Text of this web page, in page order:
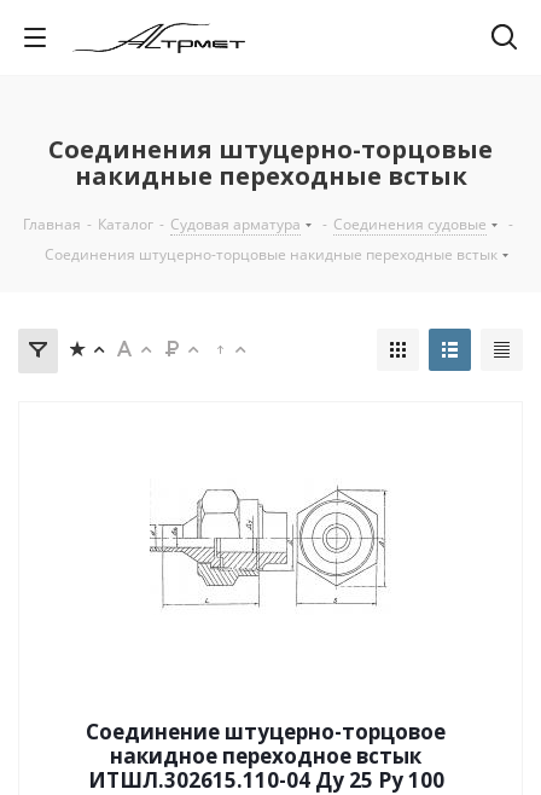
Соединения штуцерно-торцовые
накидные переходные встык
Главная - Каталог - Судовая арматура - Соединения судовые
-
Соединения штуцерно-торцовые накидные переходные встык
Соединение штуцерно-торцовое
накидное переходное встык
ИТШЛ.302615.110-04 Ду 25 Py 100